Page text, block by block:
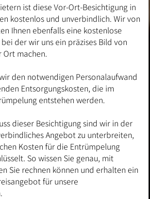
ist diese Vor-Ort-Besichtigung in
kostenlos und unverbindlich. Wir von
Ihnen ebenfalls eine kostenlose
der wir uns ein präzises Bild von
machen.
den notwendigen Personalaufwand
Entsorgungskosten, die im
entstehen werden.
dieser Besichtigung sind wir in der
Angebot zu unterbreiten,
Kosten für die Entrümpelung
So wissen Sie genau, mit
Sie rechnen können und erhalten ein
für unsere